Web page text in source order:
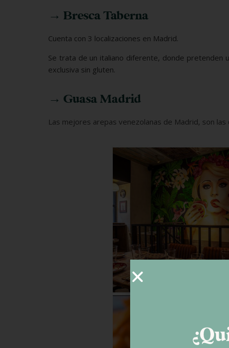
→ Bresca Taberna
Cuenta con 3 localizaciones en Madrid.
Se trata de un italiano diferente, donde pretenden
exclusiva sin gluten.
→ Guasa Madrid
Las mejores arepas venezolanas de Madrid, son